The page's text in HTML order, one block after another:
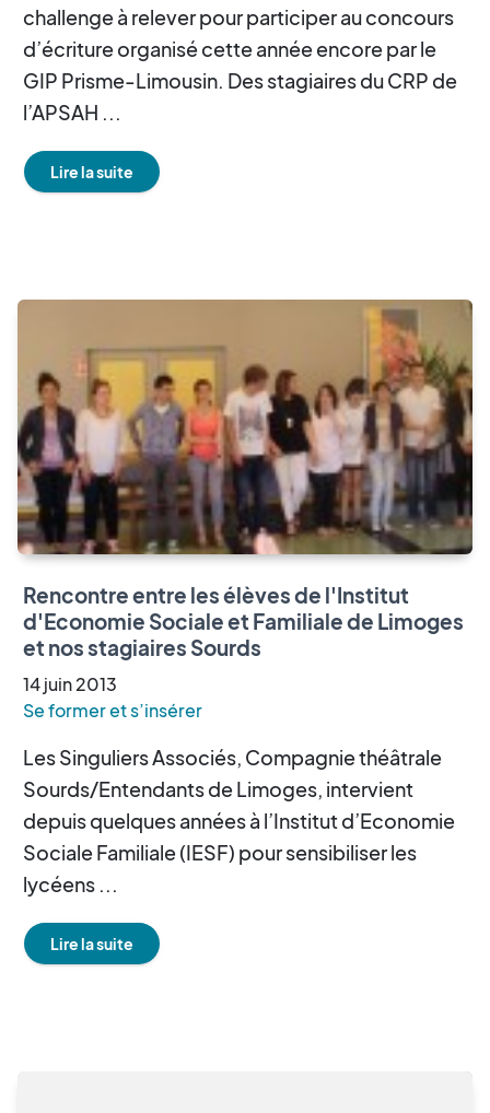
challenge à relever pour participer au concours
d’écriture organisé cette année encore par le
GIP Prisme-Limousin. Des stagiaires du CRP de
l’APSAH ...
Lire la suite
Rencontre entre les élèves de l'Institut
d'Economie Sociale et Familiale de Limoges
et nos stagiaires Sourds
14juin2013
Se former et s’insérer
Les Singuliers Associés, Compagnie théâtrale
Sourds/Entendants de Limoges, intervient
depuis quelques années à l’Institut d’Economie
Sociale Familiale (IESF) pour sensibiliser les
lycéens ...
Lire la suite